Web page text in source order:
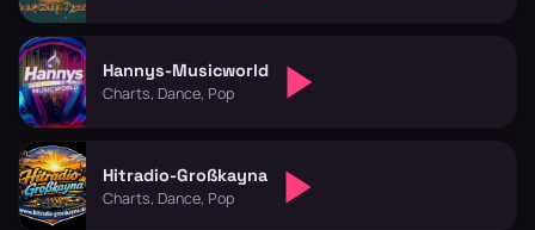
Hannys-Musicworld
Charts, Dance, Pop
Hitradio-Großkayna
Charts, Dance, Pop